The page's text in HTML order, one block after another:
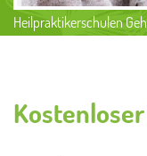
Heilpraktikerschulen